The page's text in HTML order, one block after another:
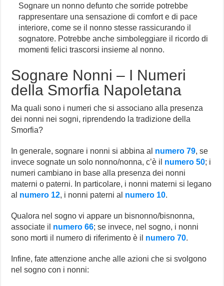
Sognare un nonno defunto che sorride potrebbe
rappresentare una sensazione di comfort e di pace
interiore, come se il nonno stesse rassicurando il
sognatore. Potrebbe anche simboleggiare il ricordo di
momenti felici trascorsi insieme al nonno.
Sognare Nonni – I Numeri
della Smorfia Napoletana
Ma quali sono i numeri che si associano alla presenza
dei nonni nei sogni, riprendendo la tradizione della
Smorfia?
In generale, sognare i nonni si abbina al numero 79, se
invece sognate un solo nonno/nonna, c’è il numero 50; i
numeri cambiano in base alla presenza dei nonni
materni o paterni. In particolare, i nonni materni si legano
al numero 12, i nonni paterni al numero 10.
Qualora nel sogno vi appare un bisnonno/bisnonna,
associate il numero 66; se invece, nel sogno, i nonni
sono morti il numero di riferimento è il numero 70.
Infine, fate attenzione anche alle azioni che si svolgono
nel sogno con i nonni: